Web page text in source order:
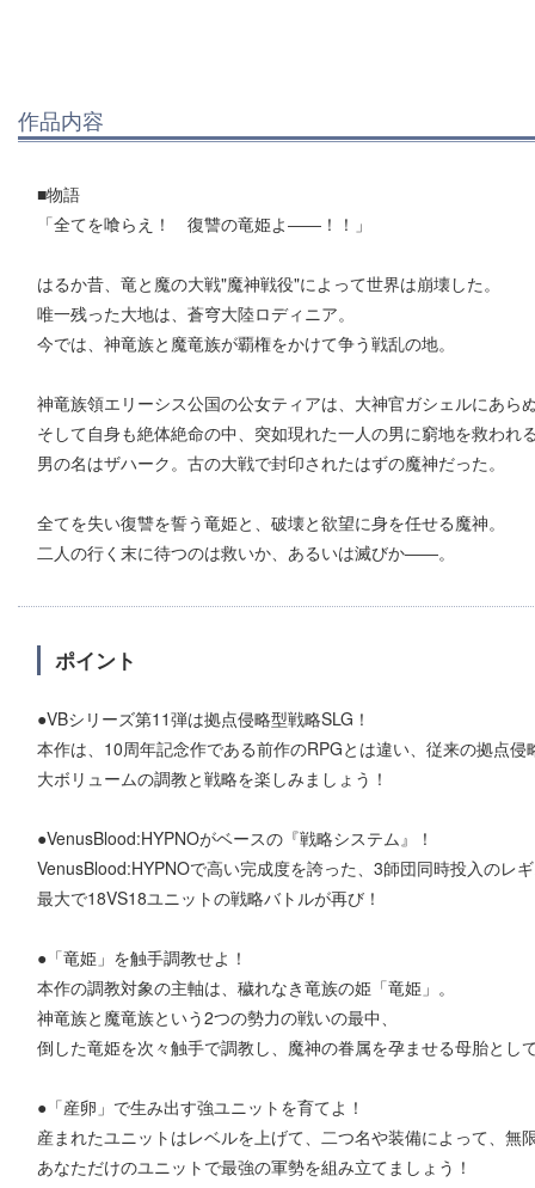
作品内容
■物語
「全てを喰らえ！ 復讐の竜姫よ――！！」
はるか昔、竜と魔の大戦"魔神戦役"によって世界は崩壊した。
唯一残った大地は、蒼穹大陸ロディニア。
今では、神竜族と魔竜族が覇権をかけて争う戦乱の地。
神竜族領エリーシス公国の公女ティアは、大神官ガシェルにあら
そして自身も絶体絶命の中、突如現れた一人の男に窮地を救われ
男の名はザハーク。古の大戦で封印されたはずの魔神だった。
全てを失い復讐を誓う竜姫と、破壊と欲望に身を任せる魔神。
二人の行く末に待つのは救いか、あるいは滅びか――。
ポイント
●VBシリーズ第11弾は拠点侵略型戦略SLG！
本作は、10周年記念作である前作のRPGとは違い、従来の拠点
大ボリュームの調教と戦略を楽しみましょう！
●VenusBlood:HYPNOがベースの『戦略システム』！
VenusBlood:HYPNOで高い完成度を誇った、3師団同時投入のレ
最大で18VS18ユニットの戦略バトルが再び！
●「竜姫」を触手調教せよ！
本作の調教対象の主軸は、穢れなき竜族の姫「竜姫」。
神竜族と魔竜族という2つの勢力の戦いの最中、
倒した竜姫を次々触手で調教し、魔神の眷属を孕ませる母胎とし
●「産卵」で生み出す強ユニットを育てよ！
産まれたユニットはレベルを上げて、二つ名や装備によって、無
あなただけのユニットで最強の軍勢を組み立てましょう！